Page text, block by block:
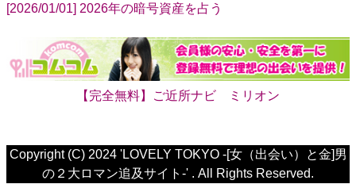
[2026/01/01] 2026年の暗号資産を占う
【完全無料】ご近所ナビ ミリオン
Copyright (C) 2024 'LOVELY TOKYO -[女（出会い）と金]男
の２大ロマン追及サイト-' . All Rights Reserved.